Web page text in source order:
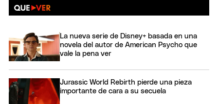
La nueva serie de Disney+ basada en una
novela del autor de American Psycho que
vale la pena ver
Jurassic World Rebirth pierde una pieza
importante de cara a su secuela